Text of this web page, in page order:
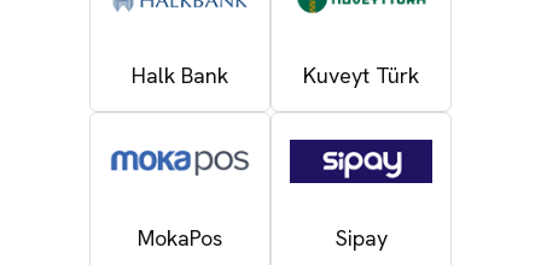
Halk Bank Kuveyt Türk
MokaPos Sipay